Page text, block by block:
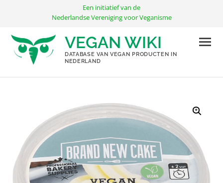
inhoud
Een initiatief van de
Nederlandse Vereniging voor Veganisme
VEGAN WIKI
DATABASE VAN VEGAN PRODUCTEN IN
NEDERLAND